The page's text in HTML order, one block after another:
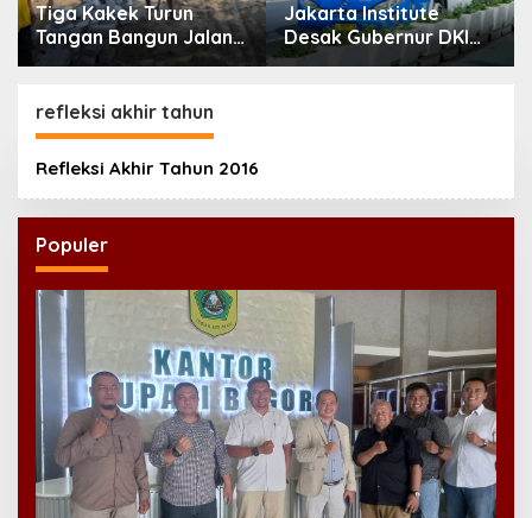
Tiga Kakek Turun
Tangan Bangun Jalan
Desa di Ponorogo
Jakarta Institute
Desak Gubernur DKI
Evaluasi Transjakarta
refleksi akhir tahun
Refleksi Akhir Tahun 2016
Populer